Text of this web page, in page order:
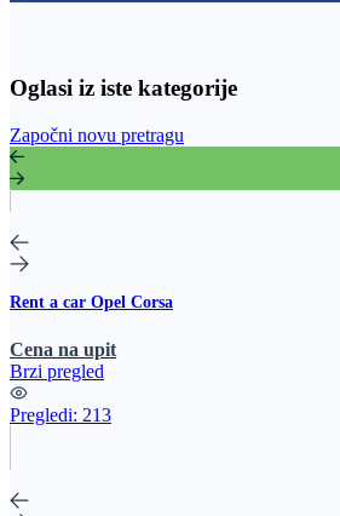
Oglasi iz iste kategorije
Započni novu pretragu
Rent a car Opel Corsa
Cena na upit
Brzi pregled
Pregledi: 213